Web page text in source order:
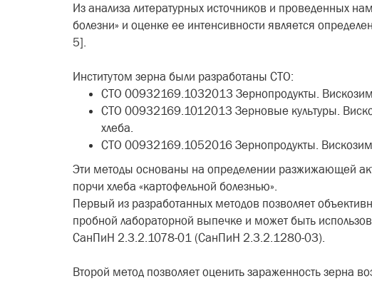
Из анализа литературных источников и проведенных
болезни» и оценке ее интенсивности является
5].
Институтом зерна были разработаны СТО:
СТО 00932169.1032013 Зернопродукты.
СТО 00932169.1012013 Зерновые культуры.
хлеба.
СТО 00932169.1052016 Зернопродукты.
Эти методы основаны на определении разжижающей
порчи хлеба «картофельной болезнью».
Первый из разработанных методов позволяет
пробной лабораторной выпечке и может быть
СанПиН 2.3.2.1078-01 (СанПиН 2.3.2.1280-03).
Второй метод позволяет оценить зараженность зерна